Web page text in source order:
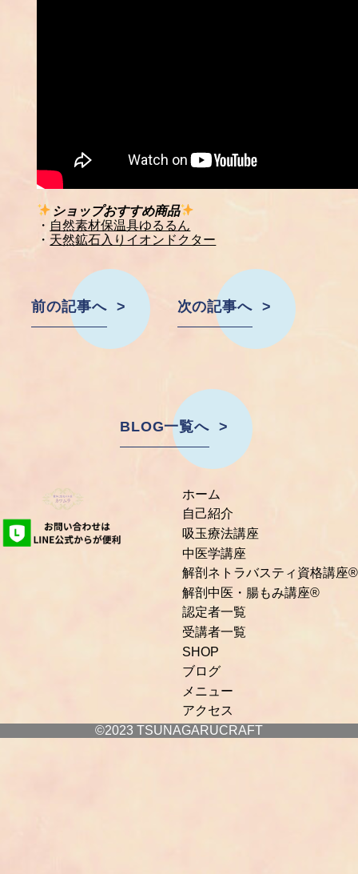
ショップおすすめ商品
・ 自然素材保温具ゆるるん
・ 天然鉱石入りイオンドクター
前の記事へ 次の記事へ
BLOG一覧へ
ホーム
自己紹介
吸玉療法講座
中医学講座
解剖ネトラバスティ資格講座®
解剖中医・腸もみ講座®
認定者一覧
受講者一覧
SHOP
ブログ
メニュー
アクセス
©2023 TSUNAGARUCRAFT